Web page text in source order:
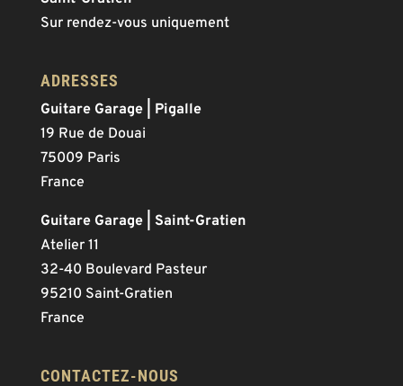
Sur rendez-vous uniquement
ADRESSES
Guitare Garage | Pigalle
19 Rue de Douai
75009 Paris
France
Guitare Garage | Saint-Gratien
Atelier 11
32-40 Boulevard Pasteur
95210 Saint-Gratien
France
CONTACTEZ-NOUS